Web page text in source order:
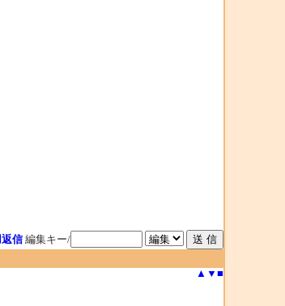
信 編集キー/
▲ ▼ ■